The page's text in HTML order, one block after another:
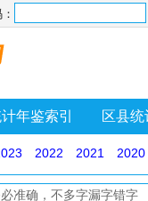
年鉴索引 区县
2022 2021 2020